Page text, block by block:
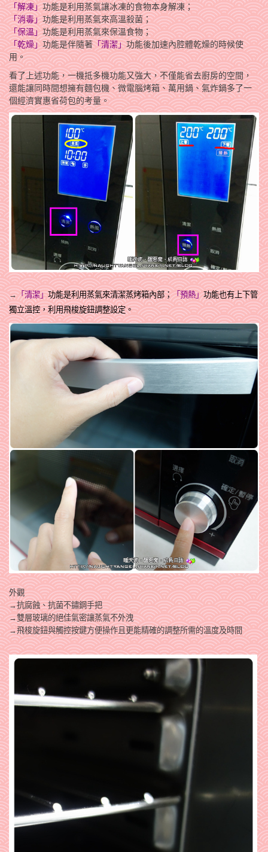
「解凍」功能是利用蒸氣讓冰凍的食物本身解凍；
「消毒」功能是利用蒸氣來高溫殺菌；
「保溫」功能是利用蒸氣來保溫食物；
「乾燥」功能是伴隨著「清潔」功能後加速內腔體乾燥的時候使
用。
看了上述功能，一機抵多機功能又強大，不僅能省去廚房的空間，
還能讓同時間想擁有麵包機、微電腦烤箱、萬用鍋、氣炸鍋多了一
個經濟實惠省荷包的考量。
→「清潔」功能是利用蒸氣來清潔蒸烤箱內部；「預熱」功能也有上下管
獨立溫控，利用飛梭旋鈕調整設定。
外觀
→抗腐蝕、抗菌不鏽鋼手把
→雙層玻璃的絕佳氣密讓蒸氣不外洩
→飛梭旋鈕與觸控按鍵方便操作且更能精確的調整所需的溫度及時間